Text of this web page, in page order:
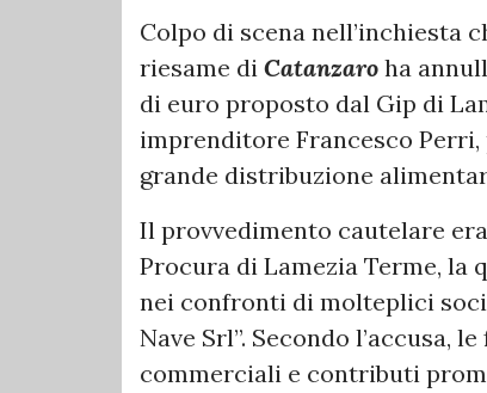
Colpo di scena nell’inchiesta
riesame di Catanzaro ha
di euro proposto dal Gip di
imprenditore Francesco
grande distribuzione
Il provvedimento cautelare
Procura di Lamezia Terme, la
nei confronti di molteplici
Nave Srl”. Secondo l’accusa,
commerciali e contributi